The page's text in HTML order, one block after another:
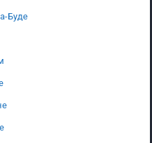
Буде